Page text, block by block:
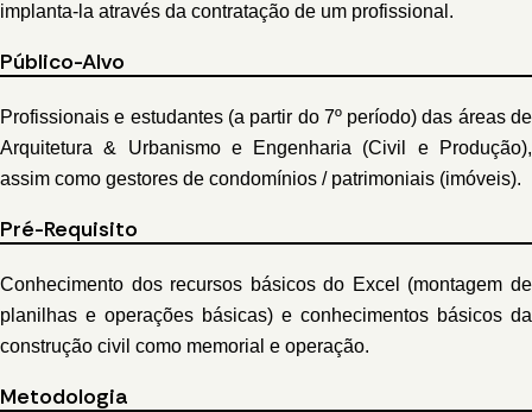
implanta-la através da contratação de um profissional.
Público-Alvo
Profissionais e estudantes (a partir do 7º período) das áreas de
Arquitetura & Urbanismo e Engenharia (Civil e Produção),
assim como gestores de condomínios / patrimoniais (imóveis).
Pré-Requisito
Conhecimento dos recursos básicos do Excel (montagem de
planilhas e operações básicas) e conhecimentos básicos da
construção civil como memorial e operação.
Metodologia